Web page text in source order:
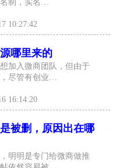
制，实名…
10:27:42
哪里来的
加入微商团队，但由于
尽管有创业…
16:14:20
被删，原因出在哪
明明是专门给微商做推